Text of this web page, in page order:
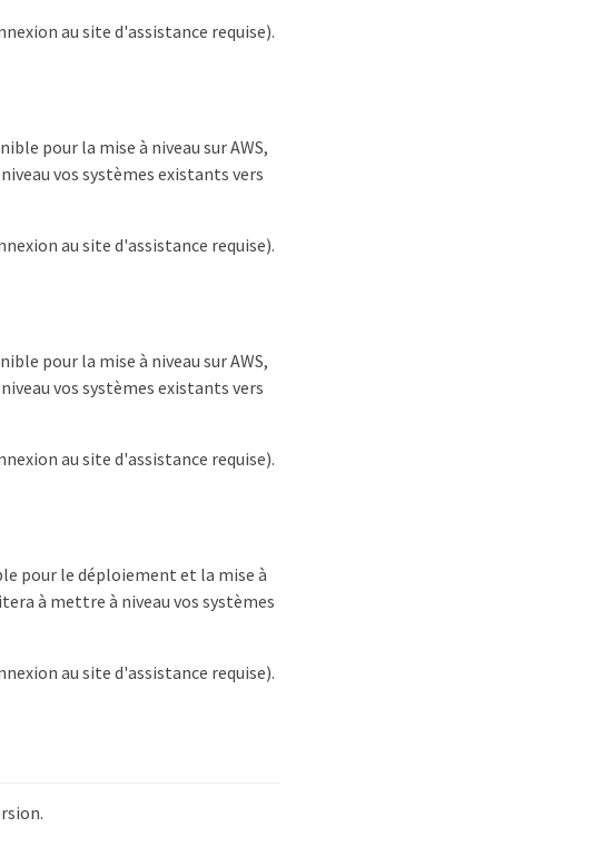
au site d'assistance requise).
pour la mise à niveau sur AWS,
vos systèmes existants vers
au site d'assistance requise).
pour la mise à niveau sur AWS,
vos systèmes existants vers
au site d'assistance requise).
pour le déploiement et la mise à
à mettre à niveau vos systèmes
au site d'assistance requise).